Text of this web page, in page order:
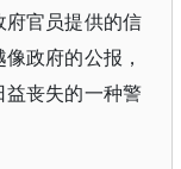
官员提供的信
政府的公报，
丧失的一种警